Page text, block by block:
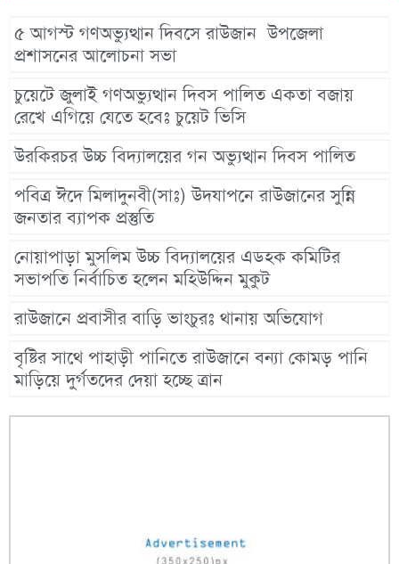
৫ আগস্ট গণঅভ্যুত্থান দিবসে রাউজান উপজেলা
প্রশাসনের আলোচনা সভা
চুয়েটে জুলাই গণঅভ্যুত্থান দিবস পালিত একতা বজায়
রেখে এগিয়ে যেতে হবেঃ চুয়েট ভিসি
উরকিরচর উচ্চ বিদ্যালয়ের গন অভ্যুত্থান দিবস পালিত
পবিত্র ঈদে মিলাদুনবী(সাঃ) উদযাপনে রাউজানের সুন্নি
জনতার ব্যাপক প্রস্তুতি
নোয়াপাড়া মুসলিম উচ্চ বিদ্যালয়ের এডহক কমিটির
সভাপতি নির্বাচিত হলেন মহিউদ্দিন মুকুট
রাউজানে প্রবাসীর বাড়ি ভাংচুরঃ থানায় অভিযোগ
বৃষ্টির সাথে পাহাড়ী পানিতে রাউজানে বন্যা কোমড় পানি
মাড়িয়ে দুর্গতদের দেয়া হচ্ছে ত্রান